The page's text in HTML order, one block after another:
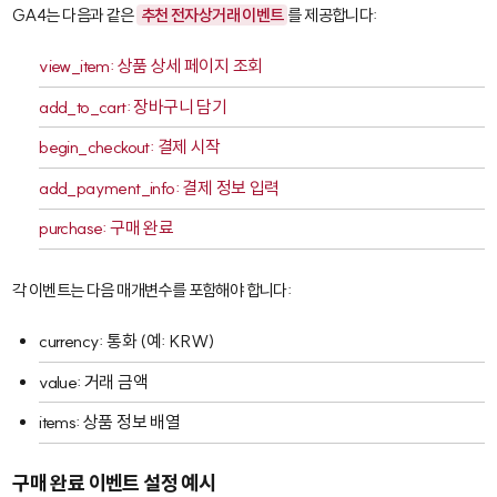
GA4는 다음과 같은 추천 전자상거래 이벤트 를 제공합니다:
view_item: 상품 상세 페이지 조회
add_to_cart: 장바구니 담기
begin_checkout: 결제 시작
add_payment_info: 결제 정보 입력
purchase: 구매 완료
각 이벤트는 다음 매개변수를 포함해야 합니다:
currency: 통화 (예: KRW)
value: 거래 금액
items: 상품 정보 배열
구매 완료 이벤트 설정 예시